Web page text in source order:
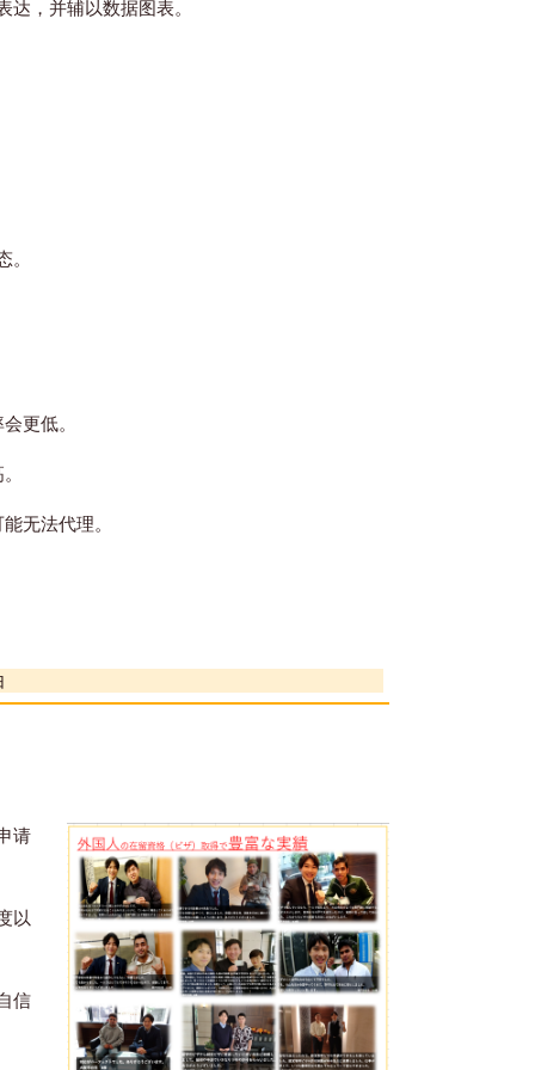
达，并辅以数据图表。
更低。
无法代理。
请
以
信